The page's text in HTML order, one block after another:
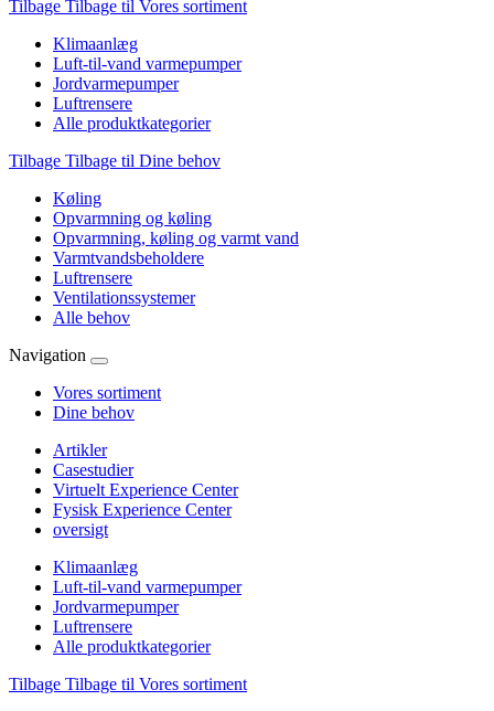
Tilbage Tilbage til Vores sortiment
Klimaanlæg
Luft-til-vand varmepumper
Jordvarmepumper
Luftrensere
Alle produktkategorier
Tilbage Tilbage til Dine behov
Køling
Opvarmning og køling
Opvarmning, køling og varmt vand
Varmtvandsbeholdere
Luftrensere
Ventilationssystemer
Alle behov
Navigation
Vores sortiment
Dine behov
Artikler
Casestudier
Virtuelt Experience Center
Fysisk Experience Center
oversigt
Klimaanlæg
Luft-til-vand varmepumper
Jordvarmepumper
Luftrensere
Alle produktkategorier
Tilbage Tilbage til Vores sortiment